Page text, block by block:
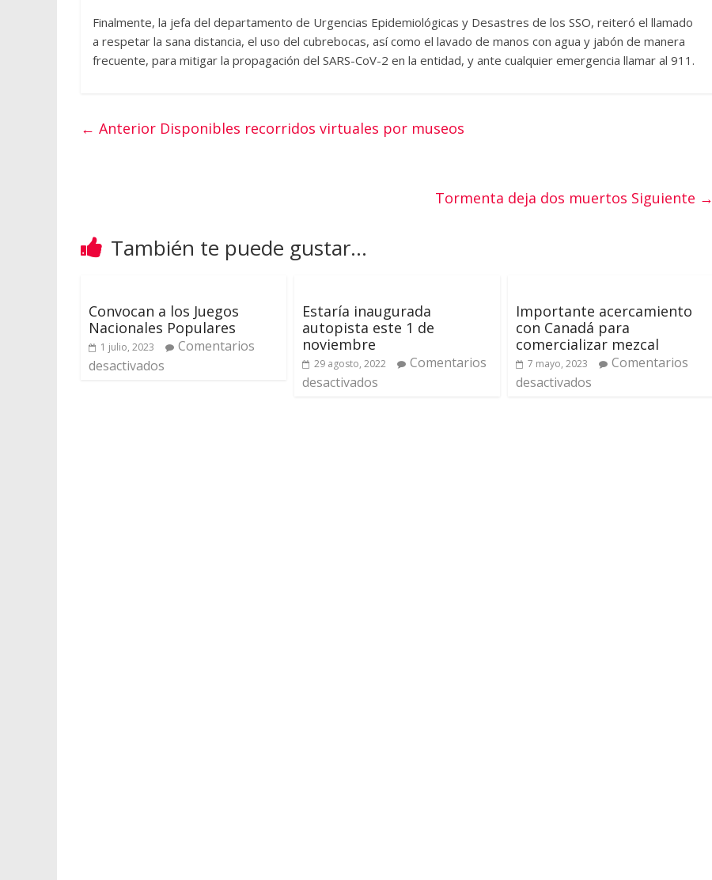
Finalmente, la jefa del departamento de Urgencias Epidemiológicas y Desastres de los SSO, reiteró el llamado
a respetar la sana distancia, el uso del cubrebocas, así como el lavado de manos con agua y jabón de manera
frecuente, para mitigar la propagación del SARS-CoV-2 en la entidad, y ante cualquier emergencia llamar al 911.
← Anterior Disponibles recorridos virtuales por museos
Tormenta deja dos muertos Siguiente →
También te puede gustar...
Convocan a los Juegos
Nacionales Populares
1 julio, 2023
Comentarios
desactivados
Estaría inaugurada
autopista este 1 de
noviembre
29 agosto, 2022
Comentarios
desactivados
Importante acercamiento
con Canadá para
comercializar mezcal
7 mayo, 2023
Comentarios
desactivados